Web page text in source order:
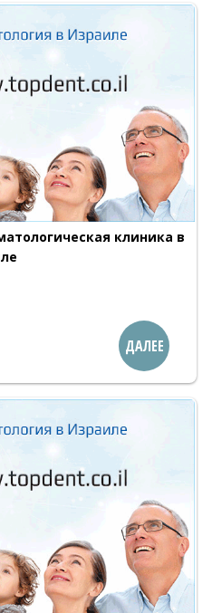
клиника в
ДАЛЕЕ